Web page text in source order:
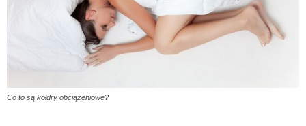
Co to są kołdry obciążeniowe?